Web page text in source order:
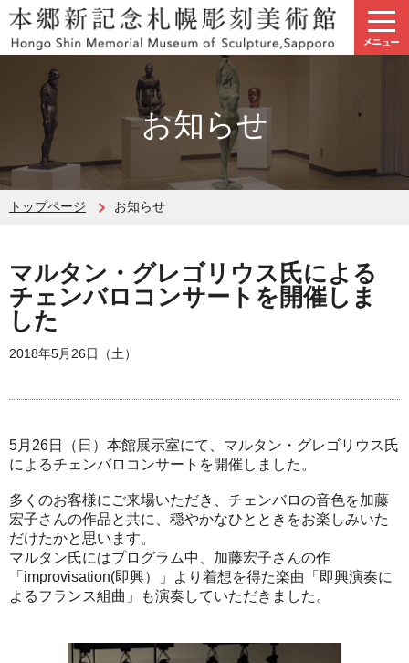
お知らせ
トップページ お知らせ
マルタン・グレゴリウス氏による
チェンバロコンサートを開催しま
した
2018年5月26日（土）
5月26日（日）本館展示室にて、マルタン・グレゴリウス氏
によるチェンバロコンサートを開催しました。
多くのお客様にご来場いただき、チェンバロの音色を加藤
宏子さんの作品と共に、穏やかなひとときをお楽しみいた
だけたかと思います。
マルタン氏にはプログラム中、加藤宏子さんの作
「improvisation(即興）」より着想を得た楽曲「即興演奏に
よるフランス組曲」も演奏していただきました。